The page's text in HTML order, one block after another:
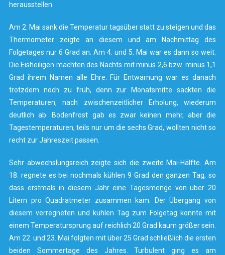
herausstellen.
Am 2. Mai sank die Temperatur tagsüber statt zu steigen und das
Thermometer zeigte an diesem und am Nachmittag des
Folgetages nur 6 Grad an. Am 4. und 5. Mai war es dann so weit:
Die Eisheiligen machten des Nachts mit minus 2,6 bzw. minus 1,1
Grad ihrem Namen alle Ehre. Für Entwarnung war es danach
trotzdem noch zu früh, denn zur Monatsmitte sackten die
Temperaturen, nach zwischenzeitlicher Erholung, wiederum
deutlich ab. Bodenfrost gab es zwar keinen mehr, aber die
Tagestemperaturen, teils nur um die sechs Grad, wollten nicht so
recht zur Jahreszeit passen.
Sehr abwechslungsreich zeigte sich die zweite Mai-Hälfte. Am
18. regnete es bei nochmals kühlen 9 Grad den ganzen Tag, so
dass erstmals in diesem Jahr eine Tagesmenge von über 20
Litern pro Quadratmeter zusammen kam. Der Übergang von
diesem verregneten und kühlen Tag zum Folgetag konnte mit
einem Temperatursprung auf reichlich 20 Grad kaum größer sein.
Am 22. und 23. Mai folgten mit über 25 Grad schließlich die ersten
beiden Sommertage des Jahres. Turbulent ging es am